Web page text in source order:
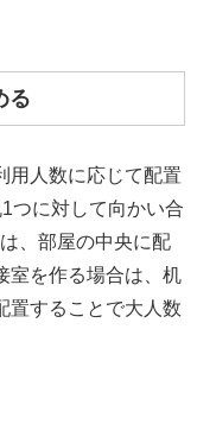
る
用人数に応じて配置
つに対して向かい合
、部屋の中央に配
室を作る場合は、机
置することで大人数